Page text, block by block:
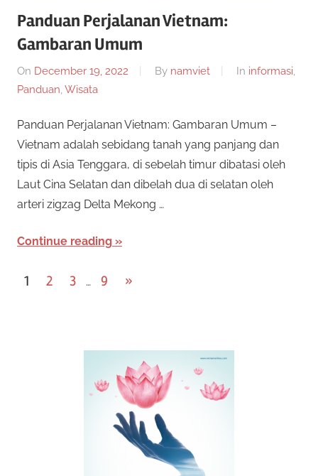
Panduan Perjalanan Vietnam:
Gambaran Umum
On December 19, 2022 By namviet In informasi,
Panduan, Wisata
Panduan Perjalanan Vietnam: Gambaran Umum –
Vietnam adalah sebidang tanah yang panjang dan
tipis di Asia Tenggara, di sebelah timur dibatasi oleh
Laut Cina Selatan dan dibelah dua di selatan oleh
arteri zigzag Delta Mekong …
Continue reading
P
1 2 3 … 9
Next
»